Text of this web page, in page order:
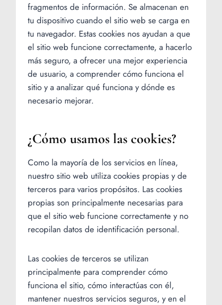
fragmentos de información. Se almacenan en
tu dispositivo cuando el sitio web se carga en
tu navegador. Estas cookies nos ayudan a que
el sitio web funcione correctamente, a hacerlo
más seguro, a ofrecer una mejor experiencia
de usuario, a comprender cómo funciona el
sitio y a analizar qué funciona y dónde es
necesario mejorar.
¿Cómo usamos las cookies?
Como la mayoría de los servicios en línea,
nuestro sitio web utiliza cookies propias y de
terceros para varios propósitos. Las cookies
propias son principalmente necesarias para
que el sitio web funcione correctamente y no
recopilan datos de identificación personal.
Las cookies de terceros se utilizan
principalmente para comprender cómo
funciona el sitio, cómo interactúas con él,
mantener nuestros servicios seguros, y en el